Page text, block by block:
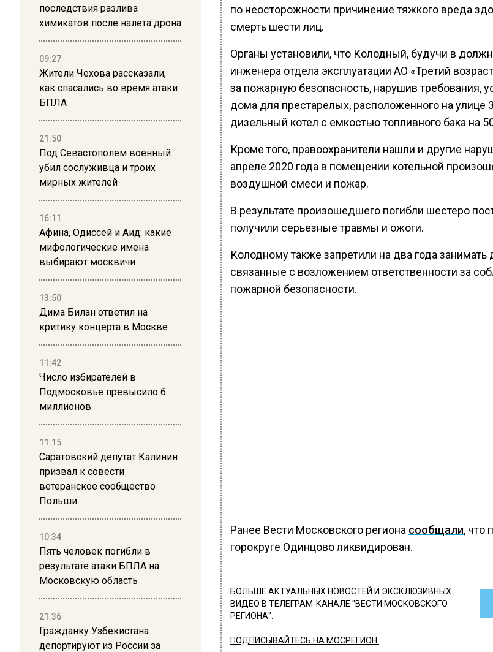
последствия разлива
химикатов после налета дрона
09:27
Жители Чехова рассказали,
как спасались во время атаки
БПЛА
21:50
Под Севастополем военный
убил сослуживца и троих
мирных жителей
16:11
Афина, Одиссей и Аид: какие
мифологические имена
выбирают москвичи
13:50
Дима Билан ответил на
критику концерта в Москве
11:42
Число избирателей в
Подмосковье превысило 6
миллионов
11:15
Саратовский депутат Калинин
призвал к совести
ветеранское сообщество
Польши
10:34
Пять человек погибли в
результате атаки БПЛА на
Московскую область
21:36
Гражданку Узбекистана
депортируют из России за
по неосторожности причинение тяжкого вреда
смерть шести лиц.
Органы установили, что Колодный, будучи в
инженера отдела эксплуатации АО «Третий
за пожарную безопасность, нарушив требования,
дома для престарелых, расположенного на улице
дизельный котел с емкостью топливного бака на
Кроме того, правоохранители нашли и другие
апреле 2020 года в помещении котельной
воздушной смеси и пожар.
В результате произошедшего погибли шестеро
получили серьезные травмы и ожоги.
Колодному также запретили на два года занимать
связанные с возложением ответственности за
пожарной безопасности.
Ранее Вести Московского региона сообщали, что
горокруге Одинцово ликвидирован.
БОЛЬШЕ АКТУАЛЬНЫХ НОВОСТЕЙ И ЭКСКЛЮЗИВНЫХ
ВИДЕО В ТЕЛЕГРАМ-КАНАЛЕ "ВЕСТИ МОСКОВСКОГО
РЕГИОНА".
ПОДПИСЫВАЙТЕСЬ НА МОСРЕГИОН: